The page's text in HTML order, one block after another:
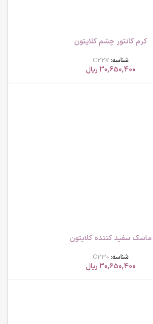
کرم کانتور چشم کلایتون
شناسه:C227
30,650,400 ریال
ماسک سفید کننده کلایتون
شناسه: C230
30,650,400 ریال